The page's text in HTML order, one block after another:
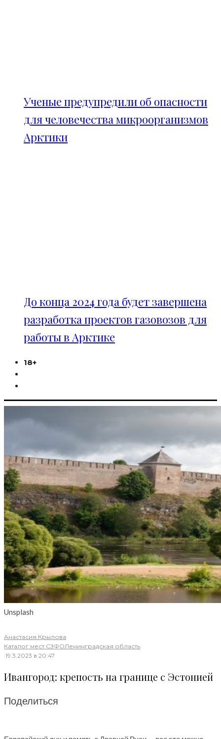
Ученые предупредили об опасности
для человечества микроорганизмов
Арктики
До конца 2024 года будет завершена
разработка проектов газовозов для
работы в Арктике
18+
Unsplash
Анастасия Крылова·
Каталог мест СЗФОЛенинградская область
·19.3.2023 в 20:47
Ивангород: крепость на границе с Эстонией
Поделиться